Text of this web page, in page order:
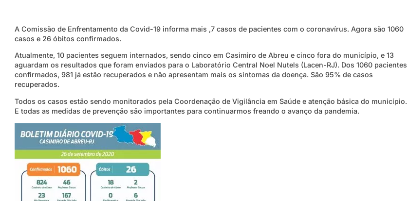
A Comissão de Enfrentamento da Covid-19 informa mais ,7 casos de pacientes com o coronavírus. Agora são 1060
casos e 26 óbitos confirmados.
Atualmente, 10 pacientes seguem internados, sendo cinco em Casimiro de Abreu e cinco fora do município, e 13
aguardam os resultados que foram enviados para o Laboratório Central Noel Nutels (Lacen-RJ). Dos 1060 pacientes
confirmados, 981 já estão recuperados e não apresentam mais os sintomas da doença. São 95% de casos
recuperados.
Todos os casos estão sendo monitorados pela Coordenação de Vigilância em Saúde e atenção básica do município.
E todas as medidas de prevenção são importantes para continuarmos freando o avanço da pandemia.